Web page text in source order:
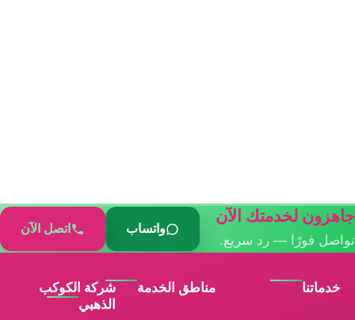
جاهزون لخدمتك الآن
تواصل فورًا — رد سريع.
واتساب اتصل الآن
خدماتنا مناطق الخدمة
شركة الكوكب
الذهبي